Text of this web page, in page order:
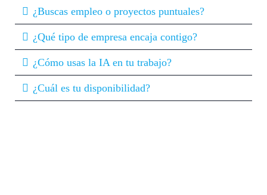
¿Buscas empleo o proyectos puntuales?
¿Qué tipo de empresa encaja contigo?
¿Cómo usas la IA en tu trabajo?
¿Cuál es tu disponibilidad?